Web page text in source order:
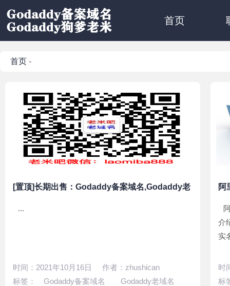
首页
首页 -
[置顶]长期出售：Godaddy备案域名,Godaddy老
...
时间：2021年10月16日 作者：zhushican
标签：
Godaddy备案域名
Godaddy老域名
阿
介
实
时
标